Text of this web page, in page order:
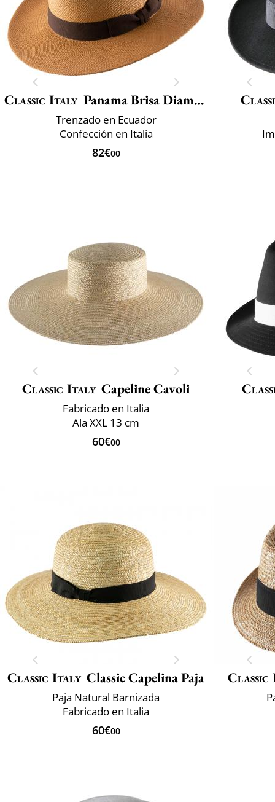
Classic Italy Panama Brisa Diamond
Trenzado en Ecuador
Confección en Italia
82€00
Classic Italy Capeline Cavoli
Fabricado en Italia
Ala XXL 13 cm
60€00
Classic Italy Classic Capelina Paja
Paja Natural Barnizada
Fabricado en Italia
60€00